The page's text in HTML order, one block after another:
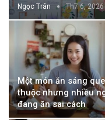
Ngọc Trân Th7 6, 2026
Một món ăn sáng
thuộc nhưng nhiều
đang ăn sai cách